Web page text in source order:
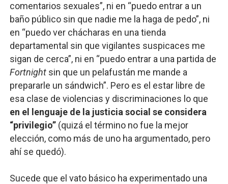
comentarios sexuales”, ni en “puedo entrar a un
baño público sin que nadie me la haga de pedo”, ni
en “puedo ver chácharas en una tienda
departamental sin que vigilantes suspicaces me
sigan de cerca”, ni en “puedo entrar a una partida de
Fortnightsin que un pelafustán me mande a
prepararle un sándwich”. Pero es el estar libre de
esa clase de violencias y discriminaciones lo que
en el lenguaje de la justicia social se considera
“privilegio”(quizá el término no fue la mejor
elección, como más de uno ha argumentado, pero
ahí se quedó).
Sucede que el vato básico ha experimentado una